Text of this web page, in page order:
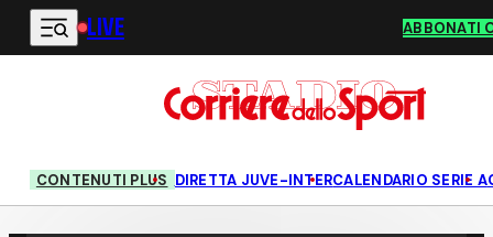
Vai al contenuto principale
LIVE ABBONATI
CONTENUTI PLUS DIRETTA JUVE-INTERCALENDARIO SERIE A